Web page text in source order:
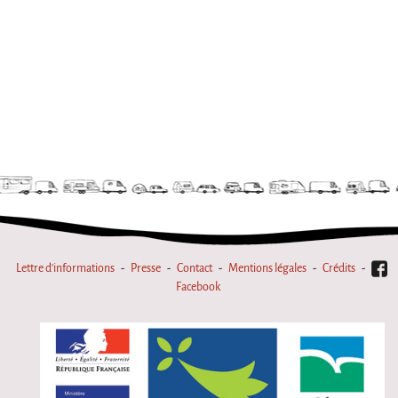
Wagabond
Château Descartes
Parasites
Les projets contextuels
Générations Cirque
Lettre d'informations Presse Contact Mentions légales
Crédits
Facebook